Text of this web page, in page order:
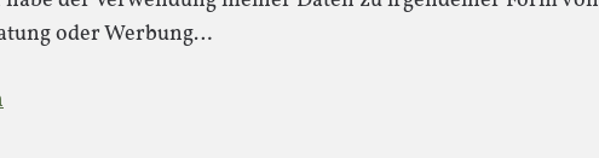
oder Werbung…